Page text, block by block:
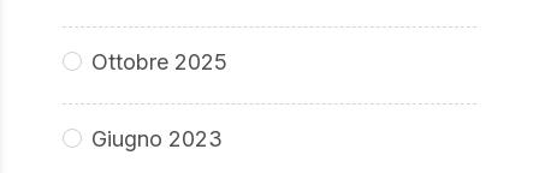
Ottobre 2025
Giugno 2023